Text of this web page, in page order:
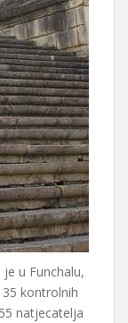
u Funchalu,
kontrolnih
natjecatelja